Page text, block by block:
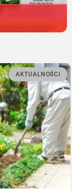
AKTUALNOŚCI